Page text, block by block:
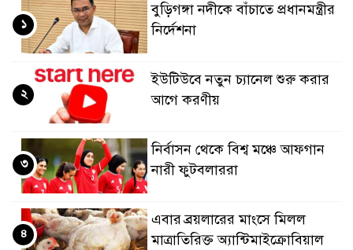
বুড়িগঙ্গা নদীকে বাঁচাতে প্রধানমন্ত্রীর
নির্দেশনা
১
ইউটিউবে নতুন চ্যানেল শুরু করার
আগে করণীয়
২
নির্বাসন থেকে বিশ্ব মঞ্চে আফগান
নারী ফুটবলাররা
৩
এবার ব্রয়লারের মাংসে মিলল
মাত্রাতিরিক্ত অ্যান্টিমাইক্রোবিয়াল
৪